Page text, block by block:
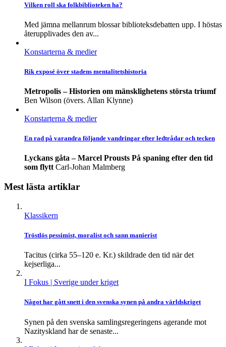
Vilken roll ska folkbiblioteken ha?
Med jämna mellanrum blossar biblioteksdebatten upp. I höstas
återupplivades den av...
Konstarterna & medier
Rik exposé över stadens mentalitets­historia
Metropolis – Historien om mänsklighetens största triumf
Ben Wilson (övers. Allan Klynne)
Konstarterna & medier
En rad på varandra följande vandringar efter ledtrådar och tecken
Lyckans gåta – Marcel Prousts På spaning efter den tid
som flytt Carl-Johan Malmberg
Mest lästa artiklar
Klassikern
Tröstlös pessimist, moralist och sann manierist
Tacitus (cirka 55–120 e. Kr.) skildrade den tid när det
kejserliga...
I Fokus | Sverige under kriget
Något har gått snett i den svenska synen på andra världskriget
Synen på den svenska samlingsregeringens agerande mot
Nazityskland har de senaste...